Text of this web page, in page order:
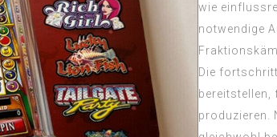
wie
notwendige
Die
bereitstellen,
produzieren.